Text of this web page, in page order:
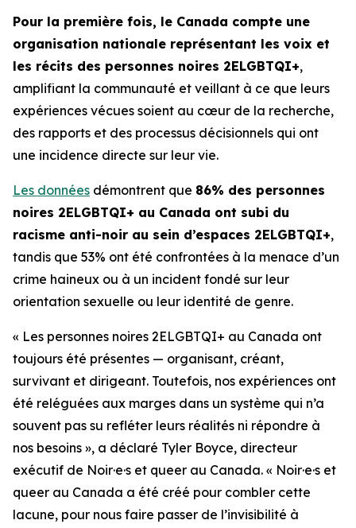
Pour la première fois, le Canada compte une
organisation nationale représentant les voix et
les récits des personnes noires 2ELGBTQI+,
amplifiant la communauté et veillant à ce que leurs
expériences vécues soient au cœur de la recherche,
des rapports et des processus décisionnels qui ont
une incidence directe sur leur vie.
Les données démontrent que 86% des personnes
noires 2ELGBTQI+ au Canada ont subi du
racisme anti-noir au sein d’espaces 2ELGBTQI+,
tandis que 53% ont été confrontées à la menace d’un
crime haineux ou à un incident fondé sur leur
orientation sexuelle ou leur identité de genre.
« Les personnes noires 2ELGBTQI+ au Canada ont
toujours été présentes — organisant, créant,
survivant et dirigeant. Toutefois, nos expériences ont
été reléguées aux marges dans un système qui n’a
souvent pas su refléter leurs réalités ni répondre à
nos besoins », a déclaré Tyler Boyce, directeur
exécutif de Noir·e·s et queer au Canada. « Noir·e·s et
queer au Canada a été créé pour combler cette
lacune, pour nous faire passer de l’invisibilité à